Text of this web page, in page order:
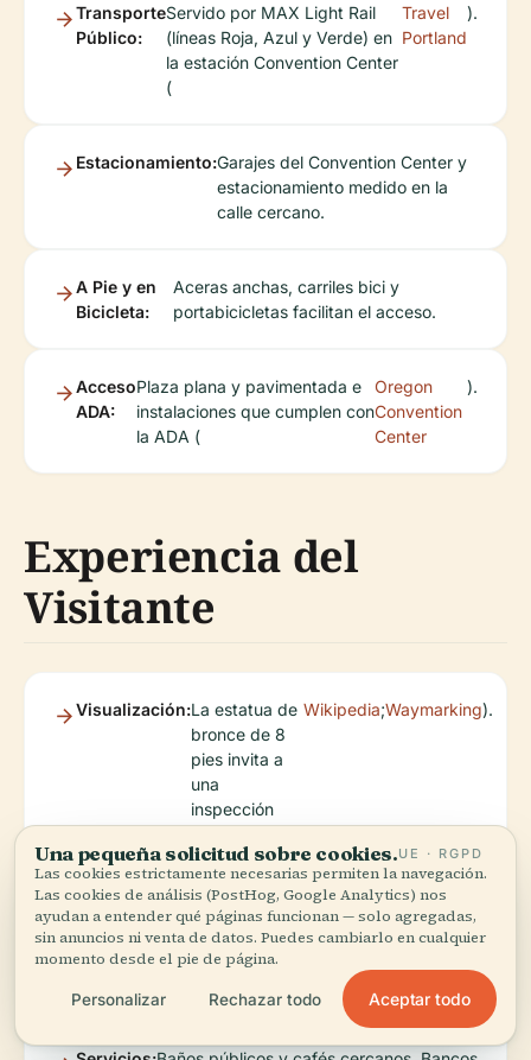
Transporte
Público:
Servido por MAX Light Rail
(líneas Roja, Azul y Verde) en
la estación Convention Center
(
Travel
Portland
).
Estacionamiento:Garajes del Convention Center y
estacionamiento medido en la
calle cercano.
A Pie y en
Bicicleta:
Aceras anchas, carriles bici y
portabicicletas facilitan el acceso.
Acceso
ADA:
Plaza plana y pavimentada e
instalaciones que cumplen con
la ADA (
Oregon
Convention
Center
).
Experiencia del
Visitante
Visualización:La estatua de
bronce de 8
pies invita a
una
inspección
placas
interpretativas
que
proporcionan
contexto
Wikipedia;Waymarking).
Una pequeña solicitud sobre cookies.UE · RGPD
Las cookies estrictamente necesarias permiten la navegación.
Las cookies de análisis (PostHog, Google Analytics) nos
ayudan a entender qué páginas funcionan — solo agregadas,
sin anuncios ni venta de datos. Puedes cambiarlo en cualquier
momento desde el pie de página.
Personalizar Rechazar todo Aceptar todo